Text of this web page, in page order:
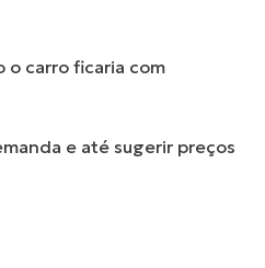
o carro ficaria com
e até sugerir preços